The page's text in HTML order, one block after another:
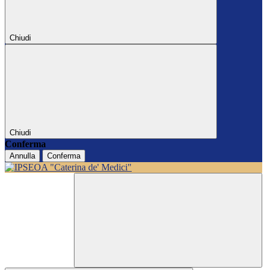
Chiudi
Chiudi
Conferma
Annulla Conferma